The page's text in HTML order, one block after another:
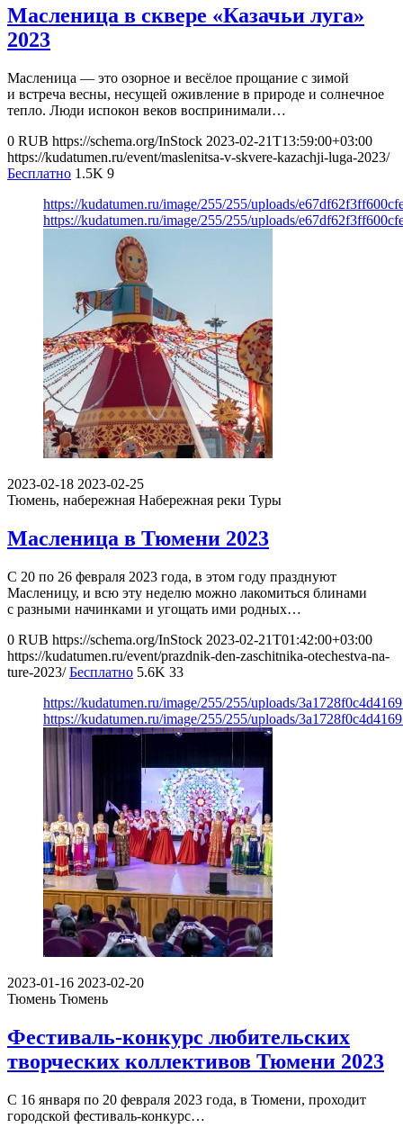
Масленица в сквере «Казачьи луга»
2023
Масленица — это озорное и весёлое прощание с зимой
и встреча весны, несущей оживление в природе и солнечное
тепло. Люди испокон веков воспринимали…
0 RUB https://schema.org/InStock 2023-02-21T13:59:00+03:00
https://kudatumen.ru/event/maslenitsa-v-skvere-kazachji-luga-2023/
Бесплатно 1.5K 9
https://kudatumen.ru/image/255/255/uploads/
https://kudatumen.ru/image/255/255/uploads/
2023-02-18 2023-02-25
Тюмень, набережная Набережная реки Туры
Масленица в Тюмени 2023
С 20 по 26 февраля 2023 года, в этом году празднуют
Масленицу, и всю эту неделю можно лакомиться блинами
с разными начинками и угощать ими родных…
0 RUB https://schema.org/InStock 2023-02-21T01:42:00+03:00
https://kudatumen.ru/event/prazdnik-den-zaschitnika-otechestva-na-
ture-2023/ Бесплатно 5.6K 33
https://kudatumen.ru/image/255/255/uploads/
https://kudatumen.ru/image/255/255/uploads/
2023-01-16 2023-02-20
Тюмень Тюмень
Фестиваль-конкурс любительских
творческих коллективов Тюмени 2023
С 16 января по 20 февраля 2023 года, в Тюмени, проходит
городской фестиваль-конкурс…